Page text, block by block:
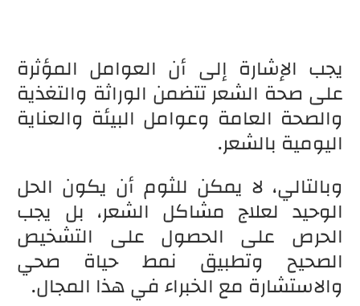
يجب الإشارة إلى أن العوامل المؤثرة
على صحة الشعر تتضمن الوراثة والتغذية
والصحة العامة وعوامل البيئة والعناية
اليومية بالشعر.
وبالتالي، لا يمكن للثوم أن يكون الحل
الوحيد لعلاج مشاكل الشعر، بل يجب
الحرص على الحصول على التشخيص
الصحيح وتطبيق نمط حياة صحي
والاستشارة مع الخبراء في هذا المجال.